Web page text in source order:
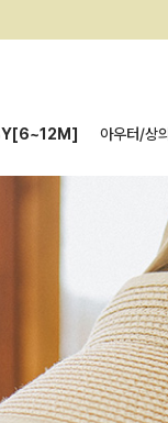
아우터/상의